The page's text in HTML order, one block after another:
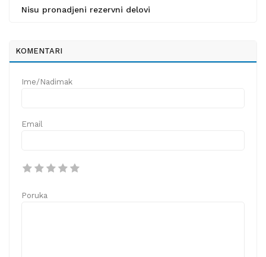
Nisu pronadjeni rezervni delovi
KOMENTARI
Ime/Nadimak
Email
Poruka